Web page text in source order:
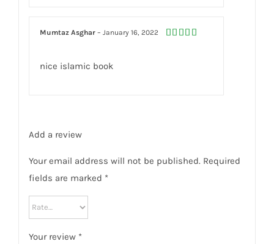
Mumtaz Asghar– January 16, 2022
nice islamic book
Add a review
Your email address will not be published. Required
fields are marked *
Your review *